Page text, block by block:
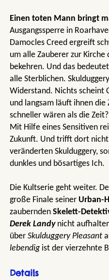
Einen toten Mann bringt
Ausgangssperre in
Damocles Creed ergreift
um alle Zauberer zur Kirche
bekehren. Und das
alle Sterblichen.
Widerstand. Nichts scheint
und langsam läuft ihnen
schneller wären als die Zeit?
Mit Hilfe eines Sensitiven
Zukunft. Und trifft dort
veränderten Skulduggery,
dunkles und bösartiges Ich.
Die Kultserie geht weiter.
große Finale seiner Urban-
zaubernden Skelett-
Derek Landynicht
über Skulduggery Pleasant
lebendig ist der vierzehnte
Details